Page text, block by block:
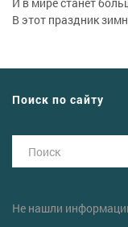
В этот праздник
Поиск по сайту
Не нашли